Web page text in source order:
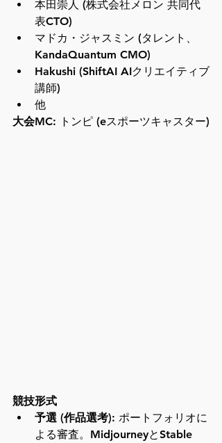
本田崇人 (株式会社メロン 共同代
表CTO)
マドカ・ジャスミン (タレント、
KandaQuantum CMO)
Hakushi (ShiftAI AIクリエイティブ
講師)
他
大会MC: トンピ (eスポーツキャスター)
競技形式
予選 (作品選考): ポートフォリオに
よる審査。MidjourneyとStable